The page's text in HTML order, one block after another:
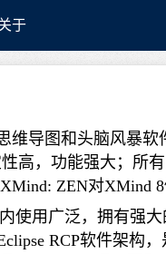
于
维导图和头脑风暴
高，功能强大；所
ZEN对XMind 8
使用广泛，拥有强
RCP软件架构